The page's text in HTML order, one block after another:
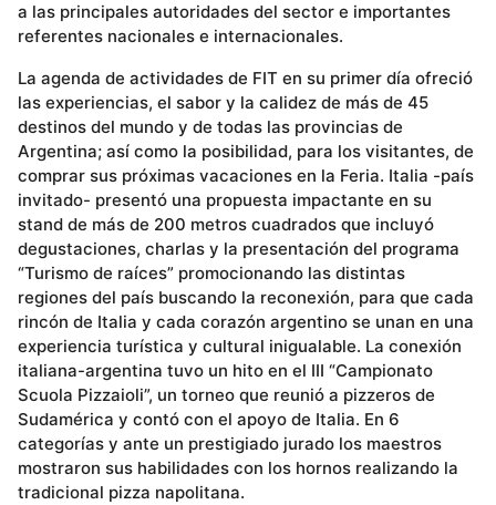
a las principales autoridades del sector e importantes
referentes nacionales e internacionales.
La agenda de actividades de FIT en su primer día ofreció
las experiencias, el sabor y la calidez de más de 45
destinos del mundo y de todas las provincias de
Argentina; así como la posibilidad, para los visitantes, de
comprar sus próximas vacaciones en la Feria. Italia -país
invitado- presentó una propuesta impactante en su
stand de más de 200 metros cuadrados que incluyó
degustaciones, charlas y la presentación del programa
“Turismo de raíces” promocionando las distintas
regiones del país buscando la reconexión, para que cada
rincón de Italia y cada corazón argentino se unan en una
experiencia turística y cultural inigualable. La conexión
italiana-argentina tuvo un hito en el III “Campionato
Scuola Pizzaioli”, un torneo que reunió a pizzeros de
Sudamérica y contó con el apoyo de Italia. En 6
categorías y ante un prestigiado jurado los maestros
mostraron sus habilidades con los hornos realizando la
tradicional pizza napolitana.